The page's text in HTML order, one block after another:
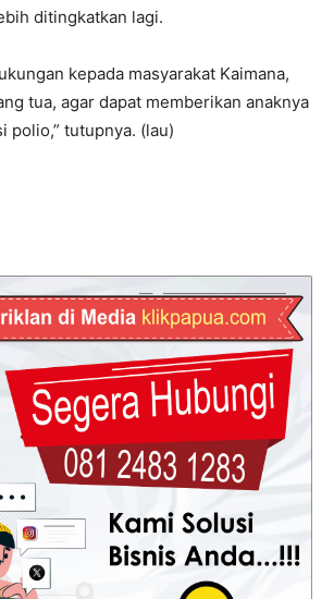
ditingkatkan lagi.
kepada masyarakat Kaimana,
tua, agar dapat memberikan anaknya
polio,” tutupnya. (lau)